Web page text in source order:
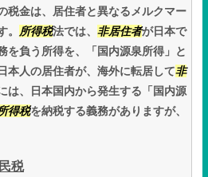
税金は、居住者と異なるメルクマー
。 所得税法では、 非居住者が日本で
を負う所得を、「国内源泉所得」と
本人の居住者が、海外に転居して非
は、日本国内から発生する「国内源
得税を納税する義務がありますが、
税